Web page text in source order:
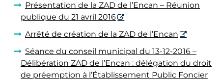
Présentation de la ZAD de l’Encan – Réunion
publique du 21 avril 2016
Arrêté de création de la ZAD de l’Encan
Séance du conseil municipal du 13-12-2016 –
Délibération ZAD de l’Encan : délégation du droit
de préemption à l’Établissement Public Foncier